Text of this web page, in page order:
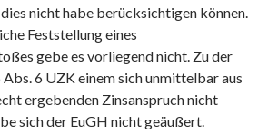
nicht habe berücksichtigen können.
Feststellung eines
gebe es vorliegend nicht. Zu der
6 UZK einem sich unmittelbar aus
ergebenden Zinsanspruch nicht
sich der EuGH nicht geäußert.